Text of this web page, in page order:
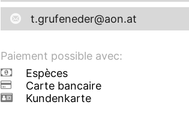
t.grufeneder@aon.at
Paiement possible avec:
Espèces
Carte bancaire
Kundenkarte